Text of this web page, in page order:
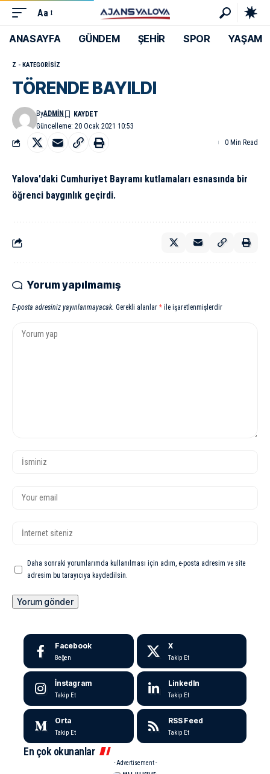
Aa
ANASAYFA GÜNDEM ŞEHİR SPOR YAŞAM
Z - KATEGORISIZ
TÖRENDE BAYILDI
Güncelleme: 20 Ocak 2021 10:53
ByADMIN
0 Min Read
Yalova'daki Cumhuriyet Bayramı kutlamaları esnasında bir
öğrenci baygınlık geçirdi.
Yorum yapılmamış
E-posta adresiniz yayınlanmayacak. Gerekli alanlar * ile işaretlenmişlerdir
Daha sonraki yorumlarımda kullanılması için adım, e-posta adresim ve site
adresim bu tarayıcıya kaydedilsin.
Facebook
Beğen
X
Takip Et
İnstagram
Takip Et
LinkedIn
Takip Et
Orta
Takip Et
RSS Feed
Takip Et
En çok okunanlar
- Advertisement -